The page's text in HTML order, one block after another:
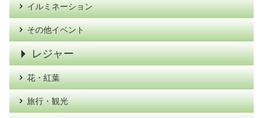
イルミネーション
その他イベント
レジャー
花・紅葉
旅行・観光